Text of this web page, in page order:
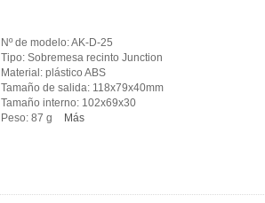
Nº de modelo: AK-D-25
Tipo: Sobremesa recinto Junction
Material: plástico ABS
Tamaño de salida: 118x79x40mm
Tamaño interno: 102x69x30
Peso: 87 g
Más